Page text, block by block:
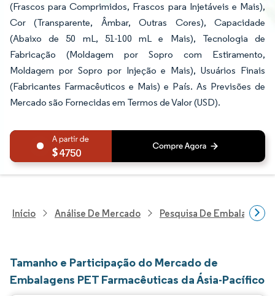
(Frascos para Comprimidos, Frascos para Injetáveis e Mais),
Cor (Transparente, Âmbar, Outras Cores), Capacidade
(Abaixo de 50 mL, 51-100 mL e Mais), Tecnologia de
Fabricação (Moldagem por Sopro com Estiramento,
Moldagem por Sopro por Injeção e Mais), Usuários Finais
(Fabricantes Farmacêuticos e Mais) e País. As Previsões de
Mercado são Fornecidas em Termos de Valor (USD).
4750
Início Análise De Mercado Pesquisa De Embalagens
Tamanho e Participação do Mercado de
Embalagens PET Farmacêuticas da Ásia-Pacífico